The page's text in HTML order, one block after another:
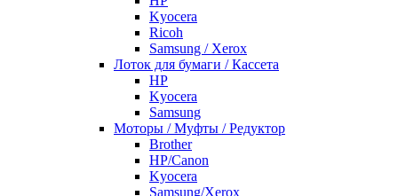
Kyocera
Ricoh
Samsung / Xerox
Лоток для бумаги / Кассета
HP
Kyocera
Samsung
Моторы / Муфты / Редуктор
Brother
HP/Canon
Kyocera
Samsung/Xerox